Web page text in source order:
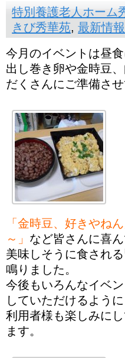
特別養護老人ホーム
きび秀華苑,最新情報
今月のイベントは昼
出し巻き卵や金時豆
だくさんにご準備さ
「金時豆、好きやねん
～」 など皆さんに喜ん
美味しそうに食され
鳴りました。
今後もいろんなイベ
していただけるよう
利用者様も楽しみに
ます。